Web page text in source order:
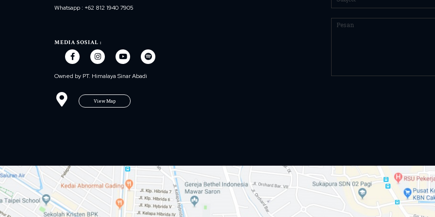
Whatsapp : +62 812 1940 7905
MEDIA SOSIAL :
Owned by PT. Himalaya Sinar Abadi
View Map